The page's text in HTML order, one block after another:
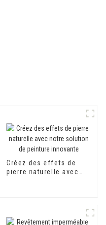
Créez des effets de
pierre naturelle avec